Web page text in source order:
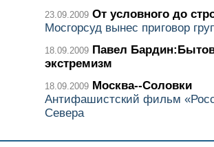
23.09.2009 От условного до
Мосгорсуд вынес приговор
18.09.2009 Павел
экстремизм
18.09.2009 Москва--Соловки
Антифашистский фильм
Севера